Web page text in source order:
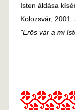
Isten áldása
Kolozsvár,
"Erős vár a mi